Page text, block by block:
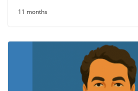
11 months